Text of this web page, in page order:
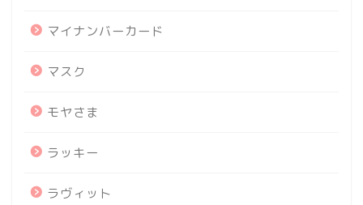
マイナンバーカード
マスク
モヤさま
ラッキー
ラヴィット